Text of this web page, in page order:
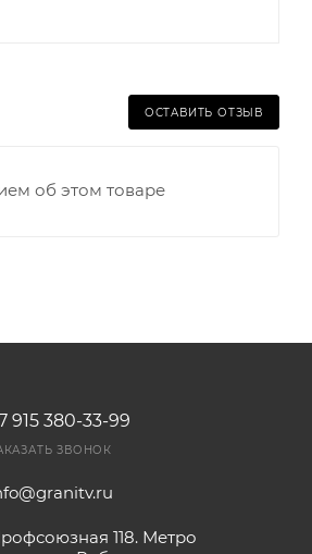
ОСТАВИТЬ ОТЗЫВ
об этом товаре
915 380-33-99
ЗВОНОК
118. Метро